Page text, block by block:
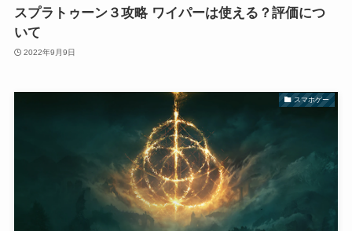
スプラトゥーン３攻略 ワイパーは使える？評価につ
いて
2022年9月9日
スマホゲー